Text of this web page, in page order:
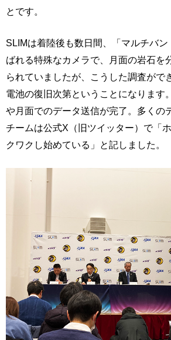
とです。
SLIMは着陸後も数日間、「マルチバ
ばれる特殊なカメラで、月面の岩石を
られていましたが、こうした調査がで
電池の復旧次第ということになります
や月面でのデータ送信が完了。多くの
チームは公式X（旧ツイッター）で「
クワクし始めている」と記しました。